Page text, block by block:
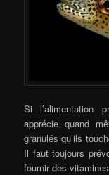
Si l’alimentation
apprécie quand
granulés qu’ils
Il faut toujours
fournir des